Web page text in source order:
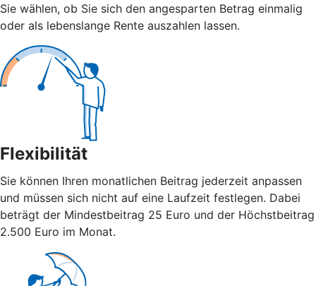
Sie wählen, ob Sie sich den angesparten Betrag einmalig
oder als lebenslange Rente auszahlen lassen.
Flexibilität
Sie können Ihren monatlichen Beitrag jederzeit anpassen
und müssen sich nicht auf eine Laufzeit festlegen. Dabei
beträgt der Mindestbeitrag 25 Euro und der Höchstbeitrag
2.500 Euro im Monat.